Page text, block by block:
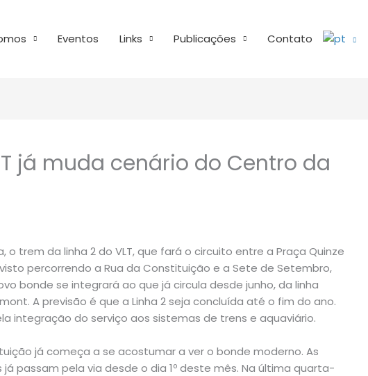
Eventos Links Publicações Contato
já muda cenário do Centro da
o trem da linha 2 do VLT, que fará o circuito entre a Praça Quinze
percorrendo a Rua da Constituição e a Sete de Setembro,
bonde se integrará ao que já circula desde junho, da linha
A previsão é que a Linha 2 seja concluída até o fim do ano.
integração do serviço aos sistemas de trens e aquaviário.
já começa a se acostumar a ver o bonde moderno. As
passam pela via desde o dia 1º deste mês. Na última quarta-